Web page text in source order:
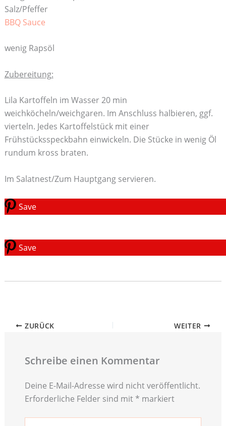
Salz/Pfeffer
BBQ Sauce
wenig Rapsöl
Zubereitung:
Lila Kartoffeln im Wasser 20 min
weichköcheln/weichgaren. Im Anschluss halbieren, ggf.
vierteln. Jedes Kartoffelstück mit einer
Frühstücksspeckbahn einwickeln. Die Stücke in wenig Öl
rundum kross braten.
Im Salatnest/Zum Hauptgang servieren.
Save
Save
ZURÜCK WEITER
Schreibe einen Kommentar
Deine E-Mail-Adresse wird nicht veröffentlicht.
Erforderliche Felder sind mit * markiert